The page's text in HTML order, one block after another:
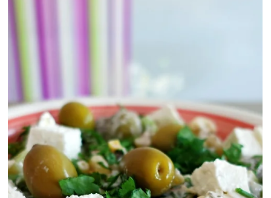
Антонио Велковски
ГЛАВНИ ЈАДЕЊА